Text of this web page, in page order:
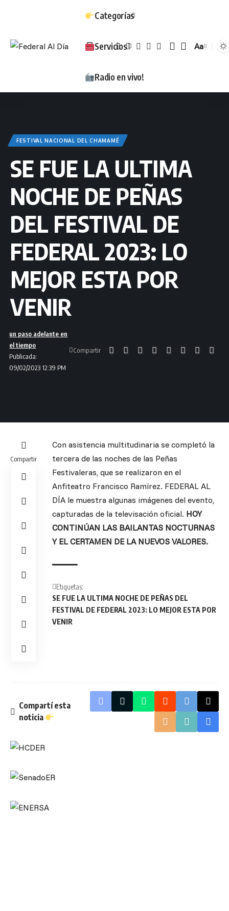
Categorías
Servicios
Radio en vivo!
Tamaño
Aa
FESTIVAL NACIONAL DEL CHAMAMÉ
SE FUE LA ULTIMA
NOCHE DE PEÑAS
DEL FESTIVAL DE
FEDERAL 2023: LO
MEJOR ESTA POR
VENIR
Publicada:
09/02/2023 12:39 PM
un paso adelante en
el tiempo
Compartir
Compartir
Con asistencia multitudinaria se completó la
tercera de las noches de las Peñas
Festivaleras, que se realizaron en el
Anfiteatro Francisco Ramírez. FEDERAL AL
DÍA le muestra algunas imágenes del evento,
capturadas de la televisación oficial. HOY
CONTINÚAN LAS BAILANTAS NOCTURNAS
Y EL CERTAMEN DE LA NUEVOS VALORES.
Etiquetas:
SE FUE LA ULTIMA NOCHE DE PEÑAS DEL
FESTIVAL DE FEDERAL 2023: LO MEJOR ESTA POR
VENIR
Compartí esta
noticia